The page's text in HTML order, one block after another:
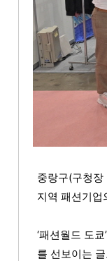
중랑구(구청
지역 패션기업
‘패션월드 도
를 선보이는